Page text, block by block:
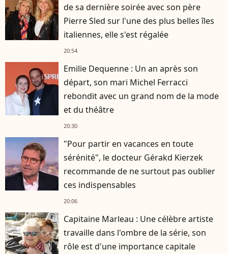
de sa dernière soirée avec son père
Pierre Sled sur l'une des plus belles îles
italiennes, elle s'est régalée
20:54
Emilie Dequenne : Un an après son
départ, son mari Michel Ferracci
rebondit avec un grand nom de la mode
et du théâtre
20:30
"Pour partir en vacances en toute
sérénité", le docteur Gérakd Kierzek
recommande de ne surtout pas oublier
ces indispensables
20:06
Capitaine Marleau : Une célèbre artiste
travaille dans l'ombre de la série, son
rôle est d'une importance capitale